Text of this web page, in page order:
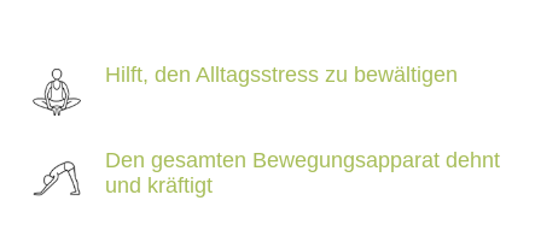
Hilft, den Alltagsstress zu bewältigen
Den gesamten Bewegungsapparat dehnt
und kräftigt